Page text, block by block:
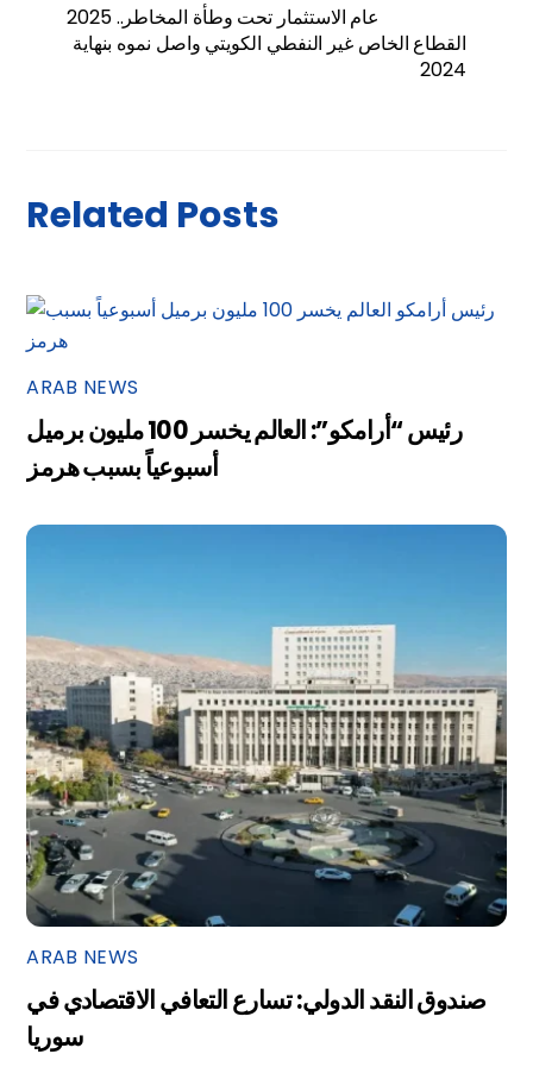
2025 ..عام الاستثمار تحت وطأة المخاطر
القطاع الخاص غير النفطي الكويتي واصل نموه بنهاية
2024
Related Posts
ARAB NEWS
رئيس “أرامكو”: العالم يخسر 100 مليون برميل
أسبوعياً بسبب هرمز
ARAB NEWS
صندوق النقد الدولي: تسارع التعافي الاقتصادي في
سوريا